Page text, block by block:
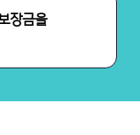
장금을